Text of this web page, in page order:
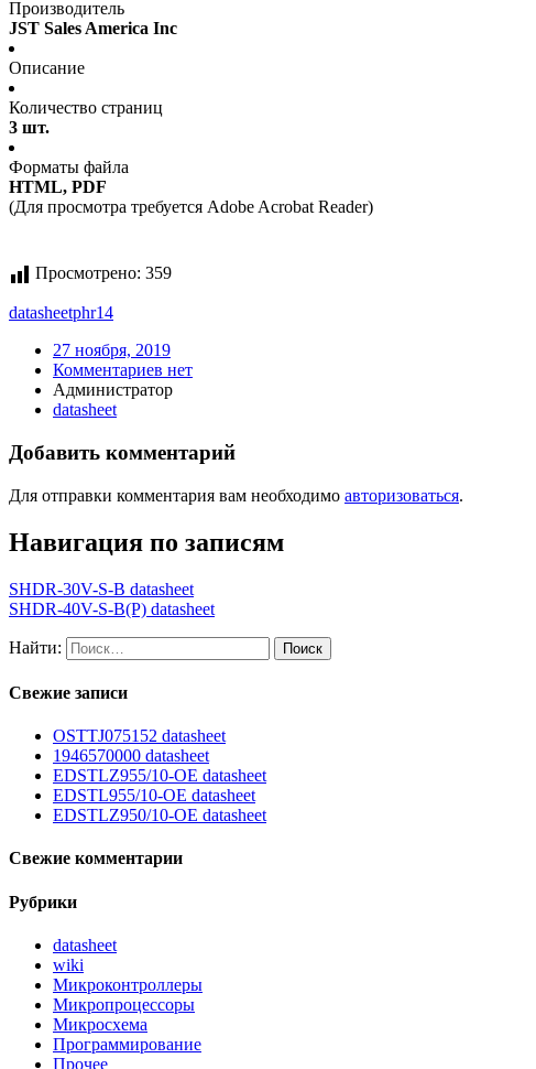
Производитель
JST Sales America Inc
Описание
Количество страниц
3 шт.
Форматы файла
HTML, PDF
(Для просмотра требуется Adobe Acrobat Reader)
Просмотрено: 359
datasheetphr14
27 ноября, 2019
Комментариев нет
Администратор
datasheet
Добавить комментарий
Для отправки комментария вам необходимо авторизоваться.
Навигация по записям
SHDR-30V-S-B datasheet
SHDR-40V-S-B(P) datasheet
Найти:
Свежие записи
OSTTJ075152 datasheet
1946570000 datasheet
EDSTLZ955/10-OE datasheet
EDSTL955/10-OE datasheet
EDSTLZ950/10-OE datasheet
Свежие комментарии
Рубрики
datasheet
wiki
Микроконтроллеры
Микропроцессоры
Микросхема
Программирование
Прочее